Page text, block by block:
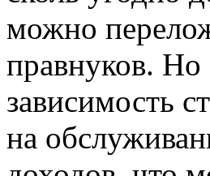
можно
правнуков. Но
зависимость
на